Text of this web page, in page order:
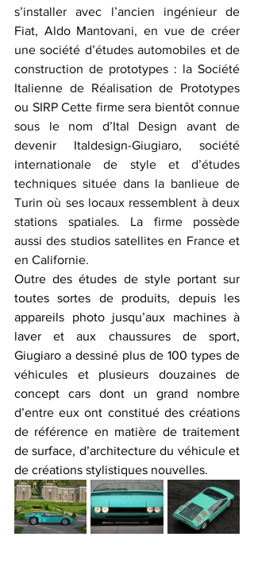
s’installer avec l’ancien ingénieur de
Fiat, Aldo Mantovani, en vue de créer
une société d’études automobiles et de
construction de prototypes : la Société
Italienne de Réalisation de Prototypes
ou SIRP Cette firme sera bientôt connue
sous le nom d’Ital Design avant de
devenir Italdesign-Giugiaro, société
internationale de style et d’études
techniques située dans la banlieue de
Turin où ses locaux ressemblent à deux
stations spatiales. La firme possède
aussi des studios satellites en France et
en Californie.﻿
Outre des études de style portant sur
toutes sortes de produits, depuis les
appareils photo jusqu’aux machines à
laver et aux chaussures de sport,
Giugiaro a dessiné plus de 100 types de
véhicules et plusieurs douzaines de
concept cars dont un grand nombre
d’entre eux ont constitué des créations
de référence en matière de traitement
de surface, d’architecture du véhicule et
de créations stylistiques nouvelles.﻿